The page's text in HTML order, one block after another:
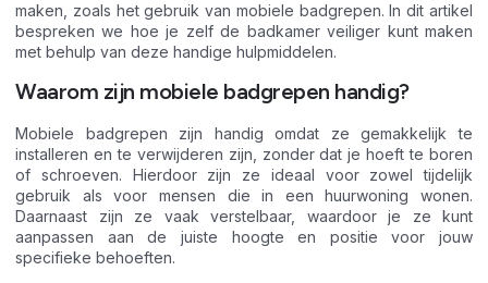
maken, zoals het gebruik van mobiele badgrepen. In dit artikel
bespreken we hoe je zelf de badkamer veiliger kunt maken
met behulp van deze handige hulpmiddelen.
Waarom zijn mobiele badgrepen handig?
Mobiele badgrepen zijn handig omdat ze gemakkelijk te
installeren en te verwijderen zijn, zonder dat je hoeft te boren
of schroeven. Hierdoor zijn ze ideaal voor zowel tijdelijk
gebruik als voor mensen die in een huurwoning wonen.
Daarnaast zijn ze vaak verstelbaar, waardoor je ze kunt
aanpassen aan de juiste hoogte en positie voor jouw
specifieke behoeften.